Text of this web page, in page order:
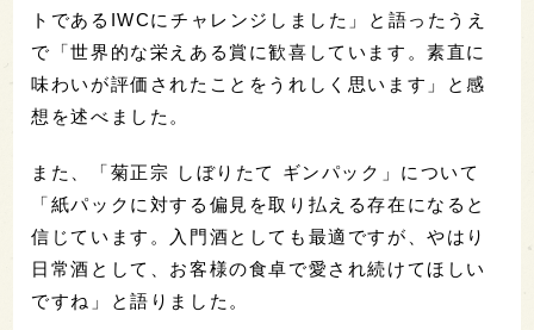
トであるIWCにチャレンジしました」と語ったうえ
で「世界的な栄えある賞に歓喜しています。素直に
味わいが評価されたことをうれしく思います」と感
想を述べました。
また、「菊正宗 しぼりたて ギンパック」について
「紙パックに対する偏見を取り払える存在になると
信じています。入門酒としても最適ですが、やはり
日常酒として、お客様の食卓で愛され続けてほしい
ですね」と語りました。